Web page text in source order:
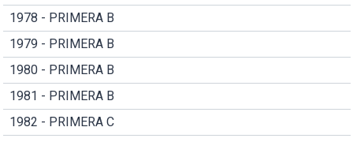
1978 - PRIMERA B
1979 - PRIMERA B
1980 - PRIMERA B
1981 - PRIMERA B
1982 - PRIMERA C